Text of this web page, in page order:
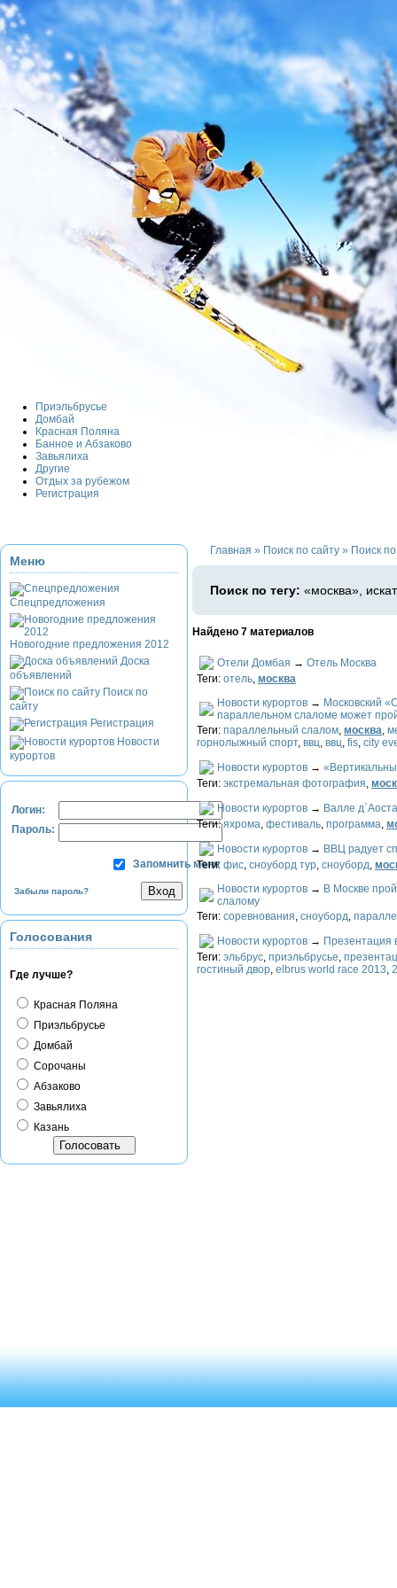
Приэльбрусье
Домбай
Красная Поляна
Банное и Абзаково
Завьялиха
Другие
Отдых за рубежом
Регистрация
Меню
Спецпредложения
Новогодние предложения 2012
Доска
объявлений
Поиск по
сайту
Регистрация
Новости
курортов
Логин:
Пароль:
Запомнить меня
Забыли пароль?
Голосования
Где лучше?
Красная Поляна
Приэльбрусье
Домбай
Сорочаны
Абзаково
Завьялиха
Казань
Главная » Поиск по сайту » Поиск
Поиск по тегу: «москва»,
Найдено 7 материалов
Отели Домбая → Отель Москва
Теги: отель, москва
Новости курортов → Московский
параллельном слаломе может
Теги: параллельный слалом, москва,
горнолыжный спорт, ввц, ввц, fis, city
Новости курортов →
Теги: экстремальная фотография,
Новости курортов → Валле
Теги:яхрома, фестиваль, программа,
Новости курортов → ВВЦ радует
Теги: фис, снoубoрд тур, снoубoрд,
Новости курортов → В Москве
слалому
Теги: соревнования, сноуборд,
Новости курортов → Презентация
Теги: эльбрус, приэльбрусье,
гостиный двор, elbrus world race 2013,